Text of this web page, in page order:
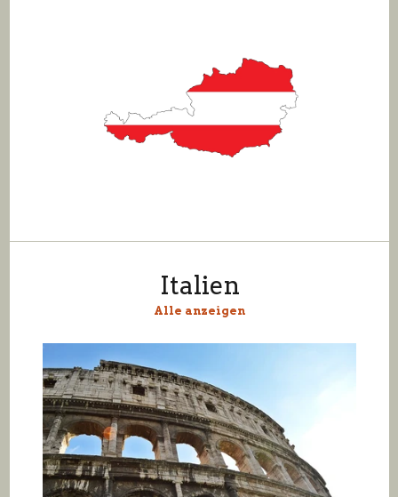
Italien
Alle anzeigen